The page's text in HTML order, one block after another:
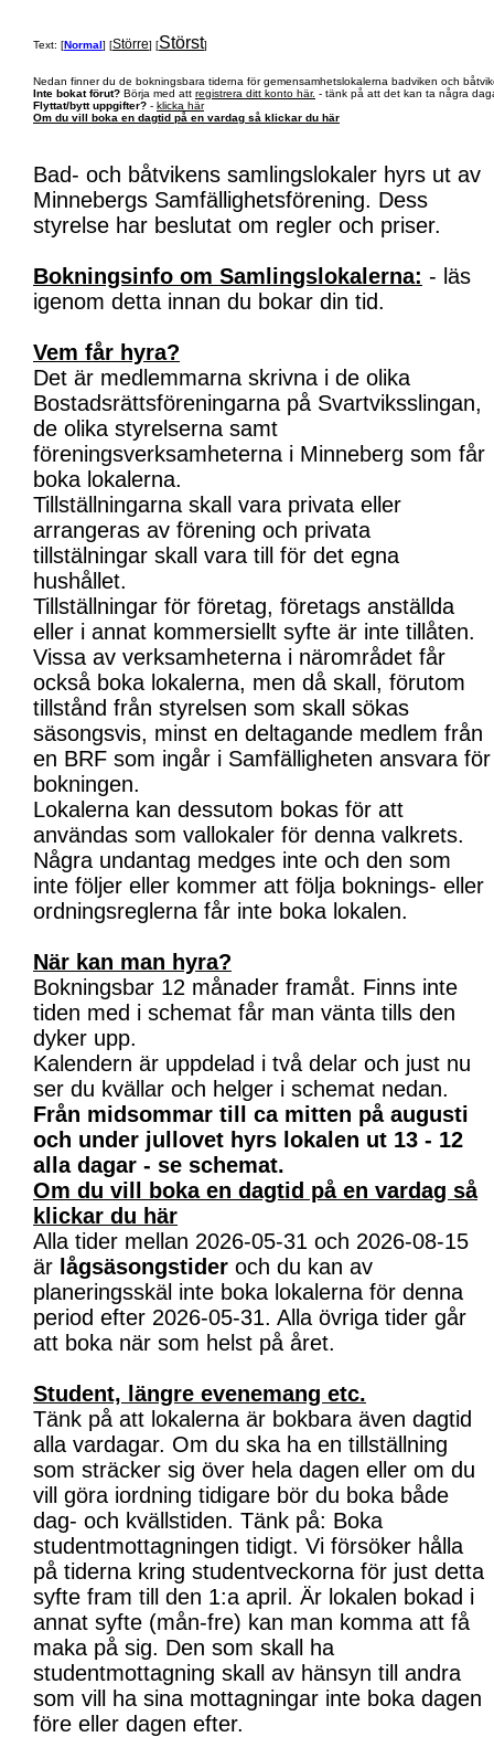
Text: [Normal] [Större] [Störst]
Nedan finner du de bokningsbara tiderna för gemensamhetslokalerna badviken och
Inte bokat förut? Börja med att registrera ditt konto här. - tänk på att det kan ta några
Flyttat/bytt uppgifter? - klicka här
Om du vill boka en dagtid på en vardag så klickar du här
Bad- och båtvikens samlingslokaler hyrs ut av
Minnebergs Samfällighetsförening. Dess
styrelse har beslutat om regler och priser.
Bokningsinfo om Samlingslokalerna: - läs
igenom detta innan du bokar din tid.
Vem får hyra?
Det är medlemmarna skrivna i de olika
Bostadsrättsföreningarna på Svartviksslingan,
de olika styrelserna samt
föreningsverksamheterna i Minneberg som får
boka lokalerna.
Tillställningarna skall vara privata eller
arrangeras av förening och privata
tillstälningar skall vara till för det egna
hushållet.
Tillställningar för företag, företags anställda
eller i annat kommersiellt syfte är inte tillåten.
Vissa av verksamheterna i närområdet får
också boka lokalerna, men då skall, förutom
tillstånd från styrelsen som skall sökas
säsongsvis, minst en deltagande medlem från
en BRF som ingår i Samfälligheten ansvara för
bokningen.
Lokalerna kan dessutom bokas för att
användas som vallokaler för denna valkrets.
Några undantag medges inte och den som
inte följer eller kommer att följa boknings- eller
ordningsreglerna får inte boka lokalen.
När kan man hyra?
Bokningsbar 12 månader framåt. Finns inte
tiden med i schemat får man vänta tills den
dyker upp.
Kalendern är uppdelad i två delar och just nu
ser du kvällar och helger i schemat nedan.
Från midsommar till ca mitten på augusti
och under jullovet hyrs lokalen ut 13 - 12
alla dagar - se schemat.
Om du vill boka en dagtid på en vardag så
klickar du här
Alla tider mellan 2026-05-31 och 2026-08-15
är lågsäsongstider och du kan av
planeringsskäl inte boka lokalerna för denna
period efter 2026-05-31. Alla övriga tider går
att boka när som helst på året.
Student, längre evenemang etc.
Tänk på att lokalerna är bokbara även dagtid
alla vardagar. Om du ska ha en tillställning
som sträcker sig över hela dagen eller om du
vill göra iordning tidigare bör du boka både
dag- och kvällstiden. Tänk på: Boka
studentmottagningen tidigt. Vi försöker hålla
på tiderna kring studentveckorna för just detta
syfte fram till den 1:a april. Är lokalen bokad i
annat syfte (mån-fre) kan man komma att få
maka på sig. Den som skall ha
studentmottagning skall av hänsyn till andra
som vill ha sina mottagningar inte boka dagen
före eller dagen efter.